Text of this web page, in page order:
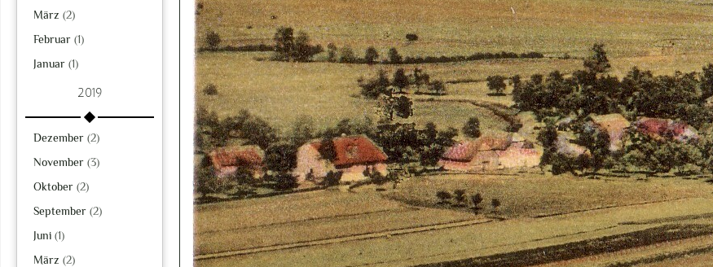
März (2)
Februar (1)
Januar (1)
2019
Dezember (2)
November (3)
Oktober (2)
September (2)
Juni (1)
März (2)